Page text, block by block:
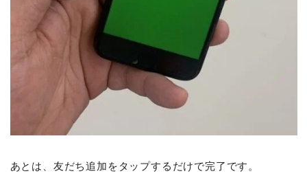
あとは、友だち追加をタップするだけで完了です。